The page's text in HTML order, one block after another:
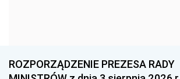
1957 1956
ROZPORZĄDZENIE PREZESA RADY